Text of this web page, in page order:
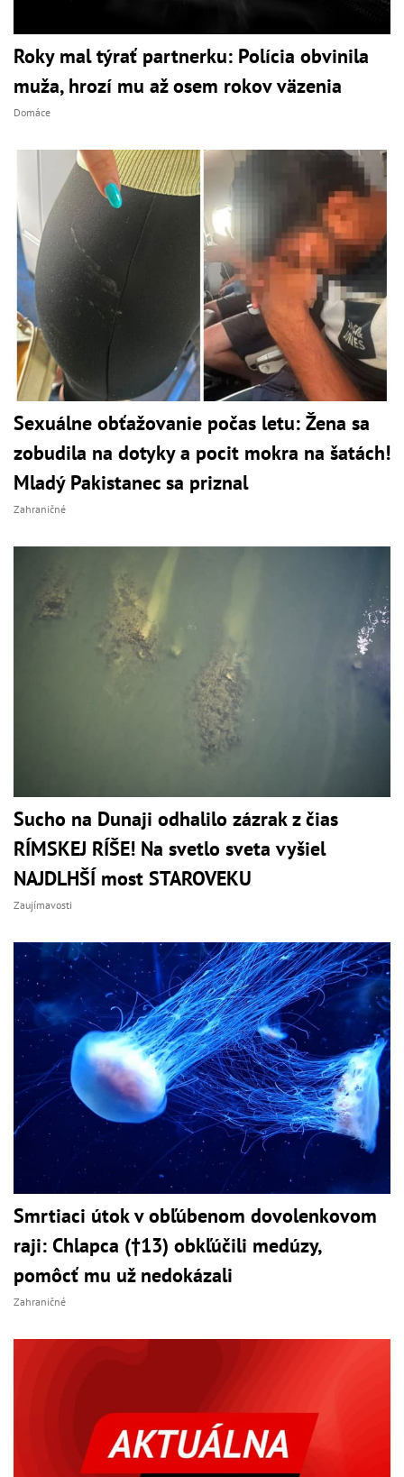
Roky mal týrať partnerku: Polícia obvinila
muža, hrozí mu až osem rokov väzenia
Domáce
Sexuálne obťažovanie počas letu: Žena sa
zobudila na dotyky a pocit mokra na šatách!
Mladý Pakistanec sa priznal
Zahraničné
Sucho na Dunaji odhalilo zázrak z čias
RÍMSKEJ RÍŠE! Na svetlo sveta vyšiel
NAJDLHŠÍ most STAROVEKU
Zaujímavosti
Smrtiaci útok v obľúbenom dovolenkovom
raji: Chlapca (†13) obkľúčili medúzy,
pomôcť mu už nedokázali
Zahraničné